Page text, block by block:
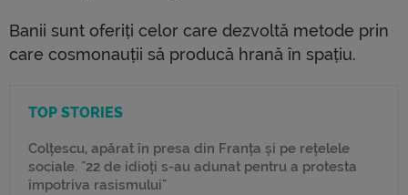
Banii sunt oferiți celor care dezvoltă metode prin
care cosmonauții să producă hrană în spațiu.
TOP STORIES
Colțescu, apărat în presa din Franța și pe rețelele
sociale. "22 de idioți s-au adunat pentru a protesta
împotriva rasismului"